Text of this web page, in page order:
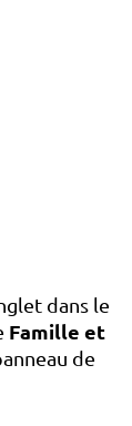
dans le
Famille et
de